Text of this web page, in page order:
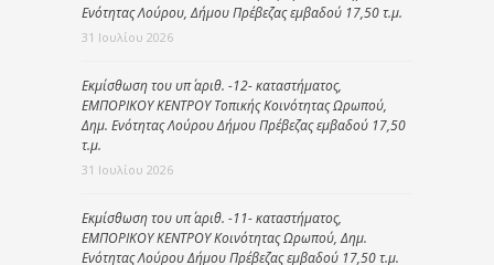
Ενότητας Λούρου, Δήμου Πρέβεζας εμβαδού 17,50 τ.μ.
31 Ιουλίου 2026
Εκμίσθωση του υπ΄ αριθ. -12- καταστήματος,
ΕΜΠΟΡΙΚΟΥ ΚΕΝΤΡΟΥ Τοπικής Κοινότητας Ωρωπού,
Δημ. Ενότητας Λούρου Δήμου Πρέβεζας εμβαδού 17,50
τ.μ.
31 Ιουλίου 2026
Εκμίσθωση του υπ΄ αριθ. -11- καταστήματος,
ΕΜΠΟΡΙΚΟΥ ΚΕΝΤΡΟΥ Κοινότητας Ωρωπού, Δημ.
Ενότητας Λούρου Δήμου Πρέβεζας εμβαδού 17,50 τ.μ.